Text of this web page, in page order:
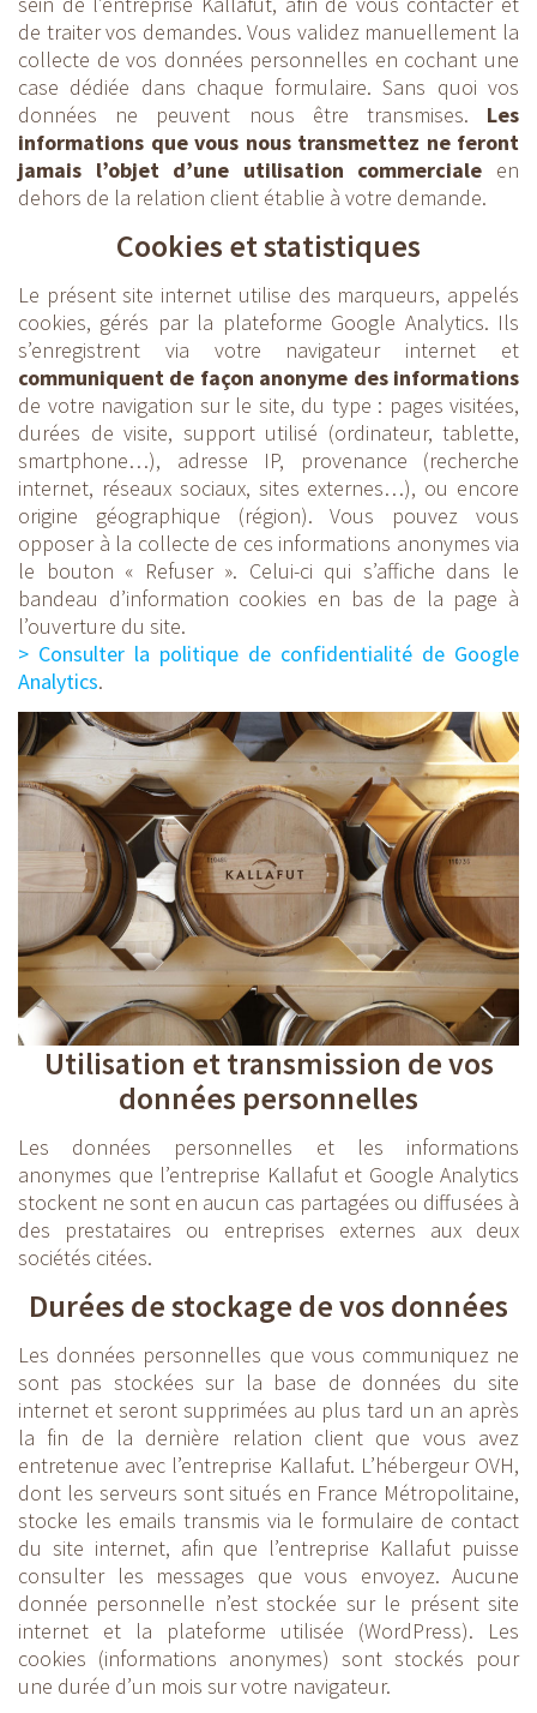
de traiter vos demandes. Vous validez manuellement la
collecte de vos données personnelles en cochant une
case dédiée dans chaque formulaire. Sans quoi vos
données ne peuvent nous être transmises. Les
informations que vous nous transmettez ne feront
jamais l’objet d’une utilisation commerciale en
dehors de la relation client établie à votre demande.
Cookies et statistiques
Le présent site internet utilise des marqueurs, appelés
cookies, gérés par la plateforme Google Analytics. Ils
s’enregistrent via votre navigateur internet et
communiquent de façon anonyme des informations
de votre navigation sur le site, du type : pages visitées,
durées de visite, support utilisé (ordinateur, tablette,
smartphone…), adresse IP, provenance (recherche
internet, réseaux sociaux, sites externes…), ou encore
origine géographique (région). Vous pouvez vous
opposer à la collecte de ces informations anonymes via
le bouton « Refuser ». Celui-ci qui s’affiche dans le
bandeau d’information cookies en bas de la page à
l’ouverture du site.
> Consulter la politique de confidentialité de Google
Analytics.
Utilisation et transmission de vos
données personnelles
Les données personnelles et les informations
anonymes que l’entreprise Kallafut et Google Analytics
stockent ne sont en aucun cas partagées ou diffusées à
des prestataires ou entreprises externes aux deux
sociétés citées.
Durées de stockage de vos données
Les données personnelles que vous communiquez ne
sont pas stockées sur la base de données du site
internet et seront supprimées au plus tard un an après
la fin de la dernière relation client que vous avez
entretenue avec l’entreprise Kallafut. L’hébergeur OVH,
dont les serveurs sont situés en France Métropolitaine,
stocke les emails transmis via le formulaire de contact
du site internet, afin que l’entreprise Kallafut puisse
consulter les messages que vous envoyez. Aucune
donnée personnelle n’est stockée sur le présent site
internet et la plateforme utilisée (WordPress). Les
cookies (informations anonymes) sont stockés pour
une durée d’un mois sur votre navigateur.